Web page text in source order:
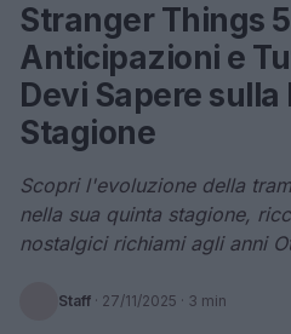
Stranger Things
Anticipazioni e
Devi Sapere sulla
Stagione
Scopri l'evoluzione della
nella sua quinta stagione,
nostalgici richiami agli anni
Staff · 27/11/2025 · 3 min